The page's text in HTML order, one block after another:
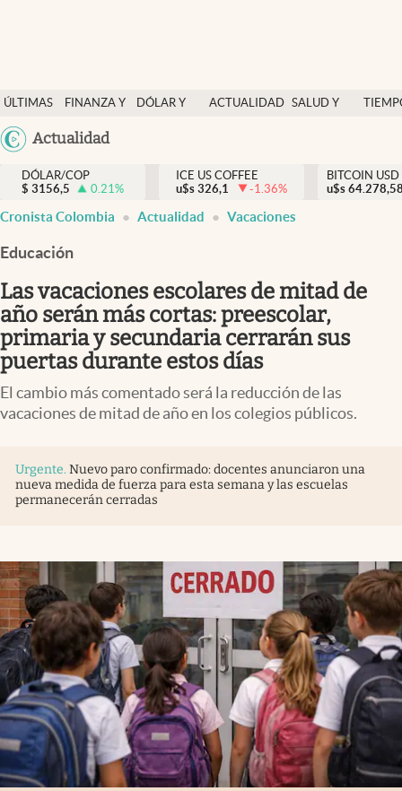
ÚLTIMAS
NOTICIAS
FINANZA Y
DÓLAR Y
ACTUALIDAD SALUD Y
México
Actualidad
Salud y nutrición
Vida espiritual
Actualidad
Colombia
DÓLAR/COP
$ 3156,5 0.21%
ICE US COFFEE
u$s 326,1 -1.36%
BITCOIN USD
u$s
Cronista Colombia Actualidad Vacaciones
Educación
Las vacaciones escolares de mitad de
año serán más cortas: preescolar,
primaria y secundaria cerrarán sus
puertas durante estos días
El cambio más comentado será la reducción de las
vacaciones de mitad de año en los colegios públicos.
Urgente. Nuevo paro confirmado: docentes anunciaron una
nueva medida de fuerza para esta semana y las escuelas
permanecerán cerradas